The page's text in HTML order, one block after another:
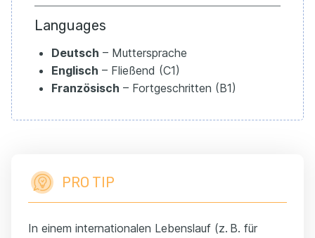
Languages
Deutsch – Muttersprache
Englisch – Fließend (C1)
Französisch – Fortgeschritten (B1)
PRO TIP
In einem internationalen Lebenslauf (z. B. für